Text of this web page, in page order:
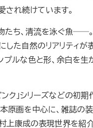
され続けています。
たち、清流を泳ぐ魚──
した自然のリアリティ
プルな色と形、余白を
ク」シリーズなどの初
本原画を中心に、雑誌
上康成の表現世界を紹介